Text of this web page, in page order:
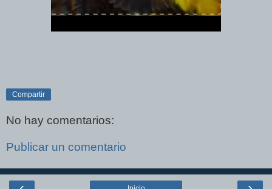
Compartir
No hay comentarios:
Publicar un comentario